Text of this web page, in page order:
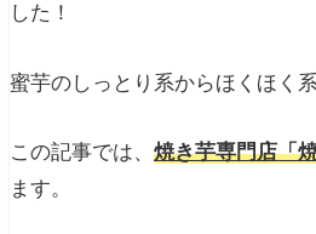
した！
蜜芋のしっとり系からほくほく
この記事では、 焼き芋専門店「
ます。